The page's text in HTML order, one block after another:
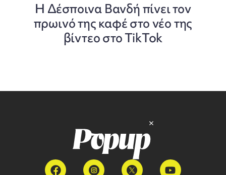
Η Δέσποινα Βανδή πίνει τον
πρωινό της καφέ στο νέο της
βίντεο στο TikTok